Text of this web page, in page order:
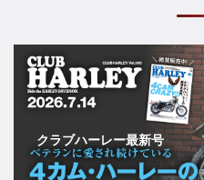
クラブハーレー最新号